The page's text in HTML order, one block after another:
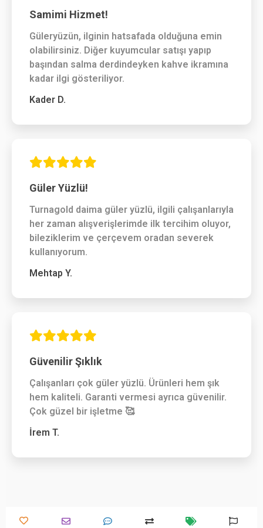
Samimi Hizmet!
Güleryüzün, ilginin hatsafada olduğuna emin
olabilirsiniz. Diğer kuyumcular satışı yapıp
başından salma derdindeyken kahve ikramına
kadar ilgi gösteriliyor.
Kader D.
Güler Yüzlü!
Turnagold daima güler yüzlü, ilgili çalışanlarıyla
her zaman alışverişlerimde ilk tercihim oluyor,
bileziklerim ve çerçevem oradan severek
kullanıyorum.
Mehtap Y.
Güvenilir Şıklık
Çalışanları çok güler yüzlü. Ürünleri hem şık
hem kaliteli. Garanti vermesi ayrıca güvenilir.
Çok güzel bir işletme 🥰
İrem T.